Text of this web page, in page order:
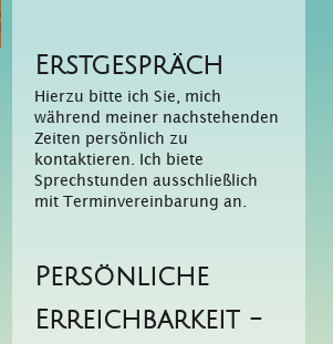
Erstgespräch
Hierzu bitte ich Sie, mich
während meiner nachstehenden
Zeiten persönlich zu
kontaktieren. Ich biete
Sprechstunden ausschließlich
mit Terminvereinbarung an.
Persönliche
Erreichbarkeit -